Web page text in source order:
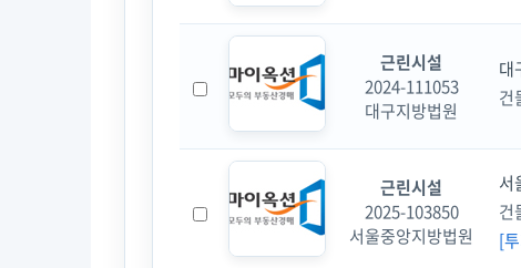
근린시설
2024-111053
대구지방법원
대
건
근린시설
2025-103850
서울중앙지방법원
서
건
[